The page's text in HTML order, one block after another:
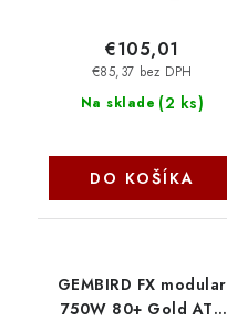
Na sklade (2 ks)
€85,37 bez DPH
€105,01
DO KOŠÍKA
GEMBIRD FX modular
750W 80+ Gold ATX